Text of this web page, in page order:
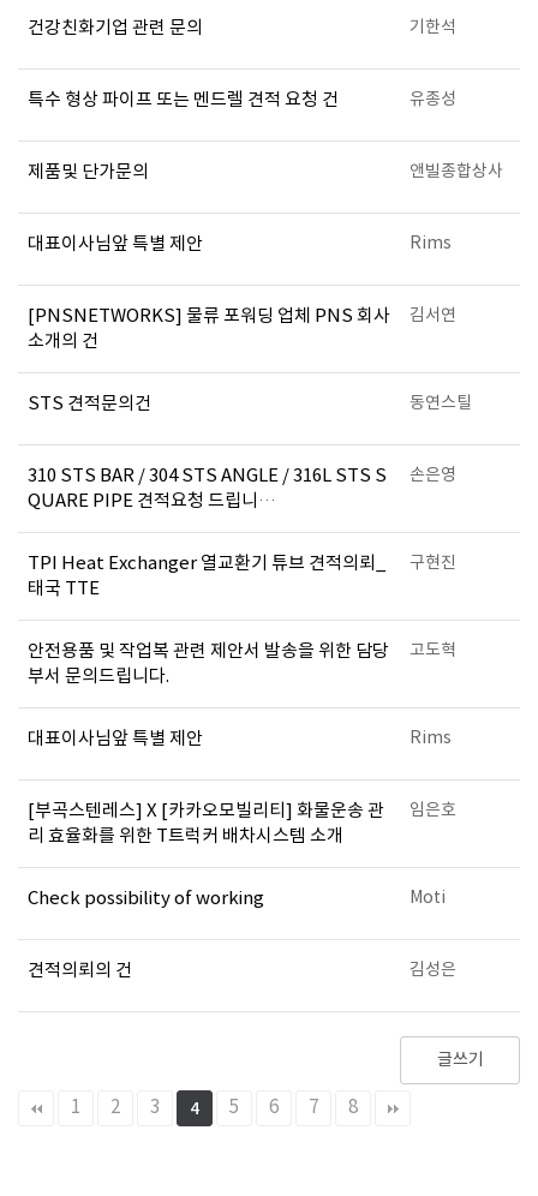
건강친화기업 관련 문의 기한석
특수 형상 파이프 또는 멘드렐 견적 요청 건 유종성
제품및 단가문의 앤빌종합상사
대표이사님앞 특별 제안 Rims
[PNSNETWORKS] 물류 포워딩 업체 PNS 회사
소개의 건
김서연
STS 견적문의건 동연스틸
310 STS BAR / 304 STS ANGLE / 316L STS S
QUARE PIPE 견적요청 드립니…
손은영
TPI Heat Exchanger 열교환기 튜브 견적의뢰_
태국 TTE
구현진
안전용품 및 작업복 관련 제안서 발송을 위한 담당
부서 문의드립니다.
고도혁
대표이사님앞 특별 제안 Rims
[부곡스텐레스] X [카카오모빌리티] 화물운송 관
리 효율화를 위한 T트럭커 배차시스템 소개
임은호
Check possibility of working Moti
견적의뢰의 건 김성은
글쓰기
1 2 3 4 5 6 7 8